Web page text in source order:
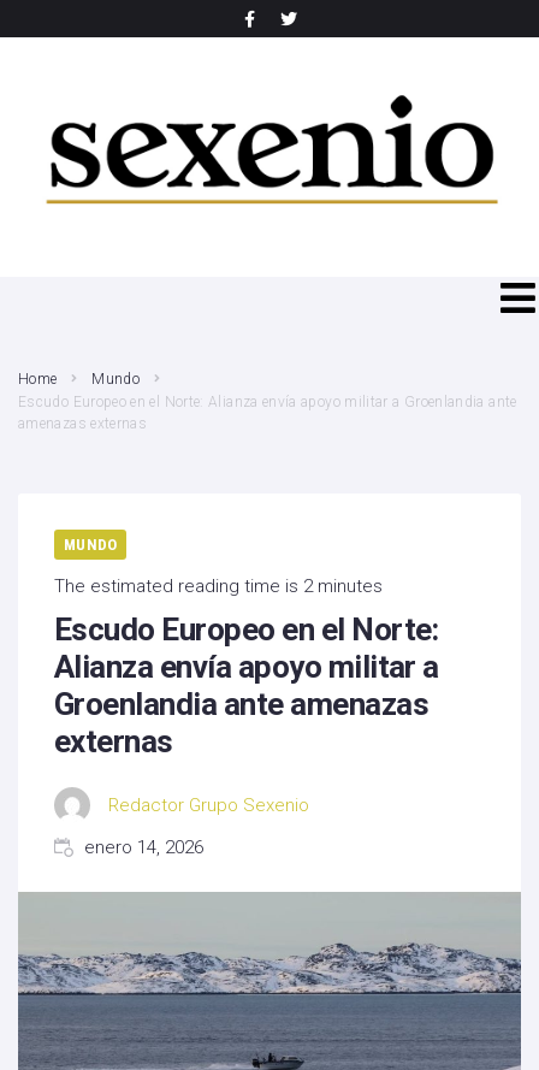
Home
Mundo
Escudo Europeo en el Norte: Alianza envía apoyo militar a Groenlandia ante
amenazas externas
MUNDO
The estimated reading time is 2 minutes
Escudo Europeo en el Norte:
Alianza envía apoyo militar a
Groenlandia ante amenazas
externas
Redactor Grupo Sexenio
enero 14, 2026
SEARCH THIS WEBSITE